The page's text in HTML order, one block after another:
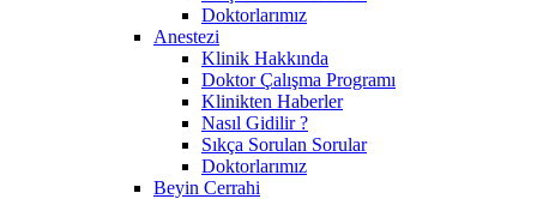
Doktorlarımız
Anestezi
Klinik Hakkında
Doktor Çalışma Programı
Klinikten Haberler
Nasıl Gidilir ?
Sıkça Sorulan Sorular
Doktorlarımız
Beyin Cerrahi